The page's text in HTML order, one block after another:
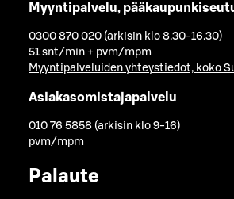
Myyntipalvelu,
0300 870 020 (arkisin klo 8.30-16.30)
51 snt/min + pvm/mpm
Myyntipalveluiden yhteystiedot, koko
Asiakasomistajapalvelu
010 76 5858 (arkisin klo 9-16)
pvm/mpm
Palaute